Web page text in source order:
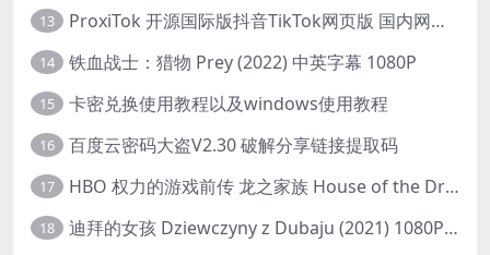
13 ProxiTok 开源国际版抖音TikTok网页版 国内网络直连
14 铁血战士：猎物 Prey (2022) 中英字幕 1080P
15 卡密兑换使用教程以及windows使用教程
16 百度云密码大盗V2.30 破解分享链接提取码
17 HBO 权力的游戏前传 龙之家族 House of the Dragon (2022) 中字 1080P 更新4集
18 迪拜的女孩 Dziewczyny z Dubaju (2021) 1080P 中字